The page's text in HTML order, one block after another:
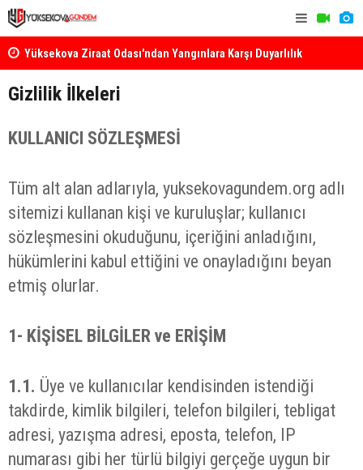
Yüksekova Ziraat Odası'ndan Yangınlara Karşı Duyarlılık
Gizlilik İlkeleri
KULLANICI SÖZLEŞMESİ
Tüm alt alan adlarıyla, yuksekovagundem.org adlı
sitemizi kullanan kişi ve kuruluşlar; kullanıcı
sözleşmesini okuduğunu, içeriğini anladığını,
hükümlerini kabul ettiğini ve onayladığını beyan
etmiş olurlar.
1- KİŞİSEL BİLGİLER ve ERİŞİM
1.1. Üye ve kullanıcılar kendisinden istendiği
takdirde, kimlik bilgileri, telefon bilgileri, tebligat
adresi, yazışma adresi, eposta, telefon, IP
numarası gibi her türlü bilgiyi gerçeğe uygun bir